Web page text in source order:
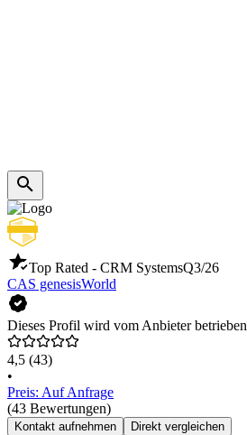
Top Rated - CRM SystemsQ3/26
CAS genesisWorld
Dieses Profil wird vom Anbieter betrieben
4,5 (43)
•
Preis: Auf Anfrage
(43 Bewertungen)
Kontakt aufnehmen Direkt vergleichen